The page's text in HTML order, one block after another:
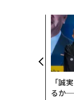
「誠
るか